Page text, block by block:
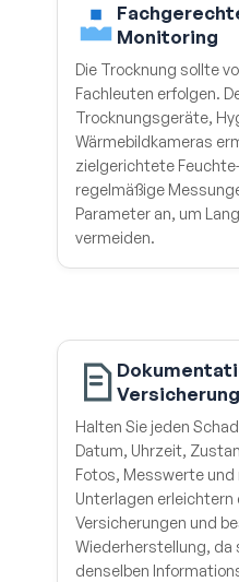
Monitoring
Die Trocknung sollte
Fachleuten erfolgen.
Trocknungsgeräte,
Wärmebildkameras
zielgerichtete
regelmäßige
Parameter an, um
vermeiden.
Versicherung
Halten Sie jeden
Datum, Uhrzeit,
Fotos, Messwerte und
Unterlagen
Versicherungen und
Wiederherstellung, da
denselben